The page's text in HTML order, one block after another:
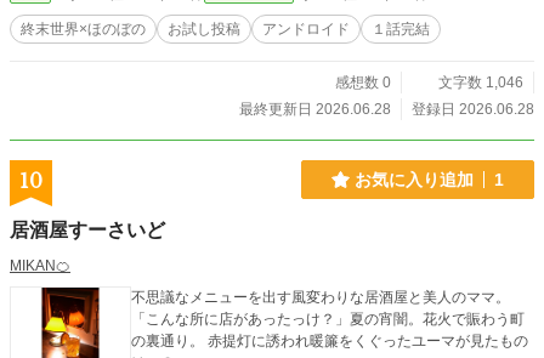
終末世界×ほのぼの お試し投稿 アンドロイド １話完結
感想数 0
文字数 1,046
最終更新日 2026.06.28
登録日 2026.06.28
10 お気に入り追加 1
居酒屋すーさいど
MIKAN🍊
不思議なメニューを出す風変わりな居酒屋と美人のママ。
「こんな所に店があったっけ？」夏の宵闇。花火で賑わう町
の裏通り。 赤提灯に誘われ暖簾をくぐったユーマが見たもの